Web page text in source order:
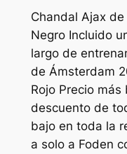
Chandal Ajax
Negro Incluido
largo de
de Ámsterdam
Rojo Precio
descuento de
bajo en toda la
a solo a Foden